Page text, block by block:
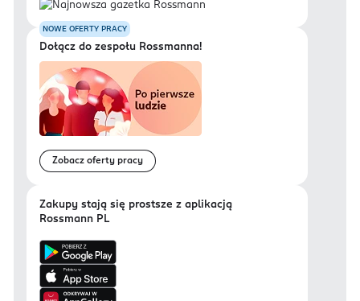
NOWE OFERTY PRACY
Dołącz do zespołu Rossmanna!
Zobacz oferty pracy
Zakupy stają się prostsze z aplikacją
Rossmann PL